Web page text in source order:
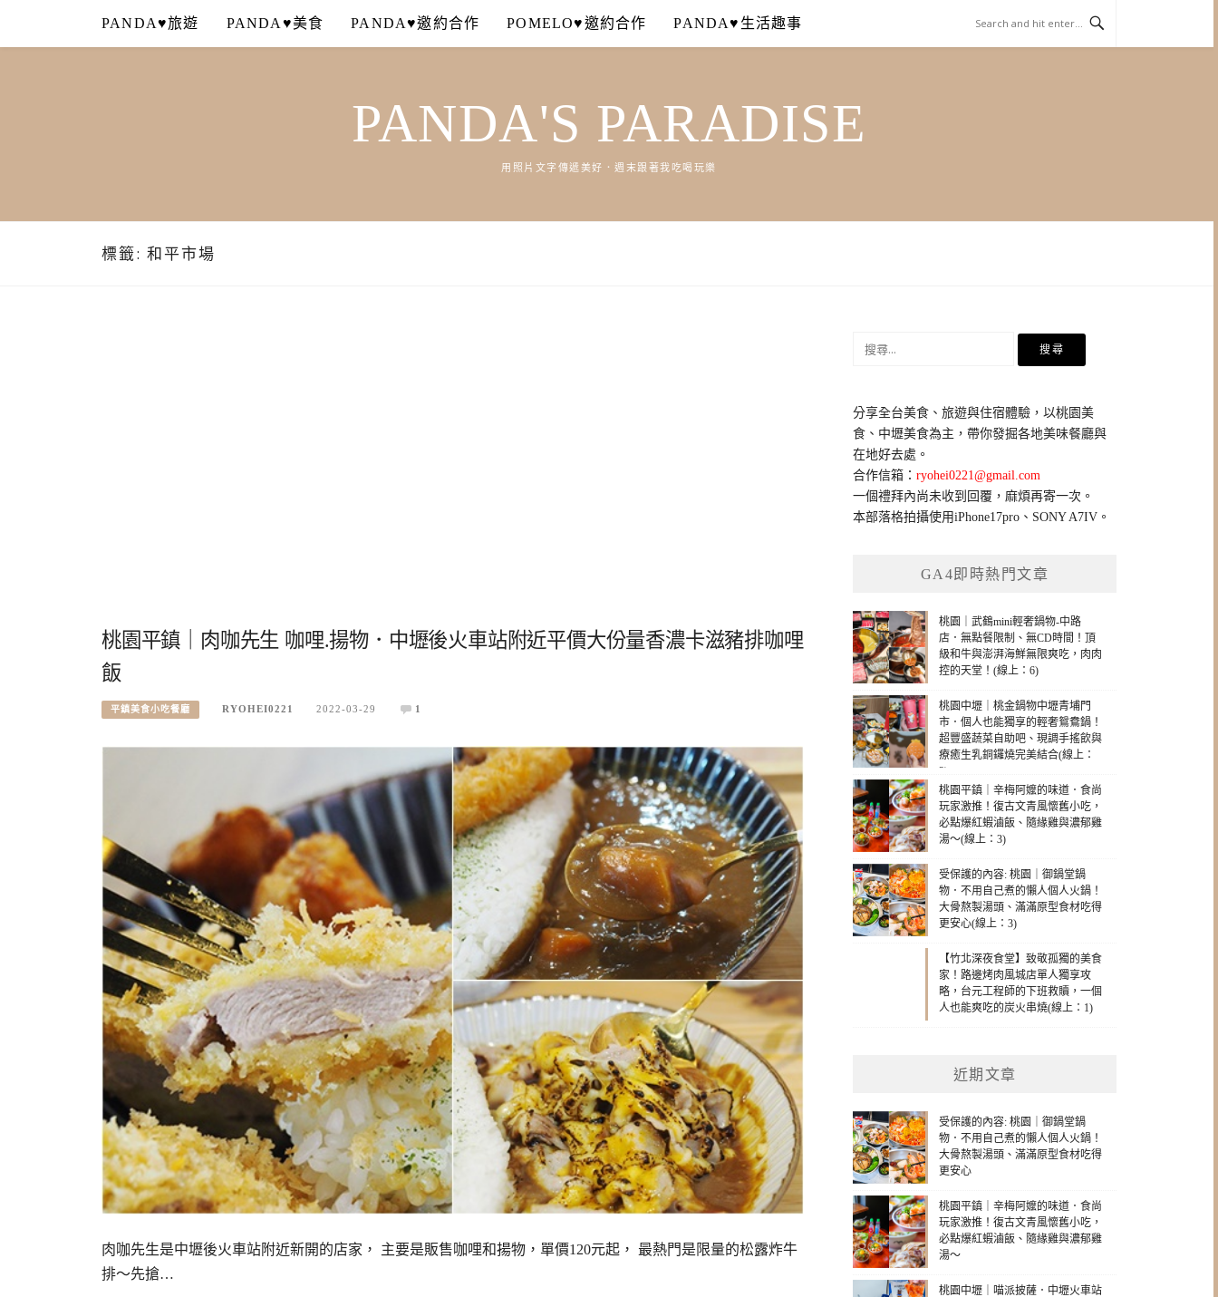
content
PANDA♥旅遊 PANDA♥美食 PANDA♥邀約合作 POMELO♥邀約合作 PANDA♥生活趣事
PANDA'S PARADISE
用照片文字傳遞美好．週末跟著我吃喝玩樂
標籤: 和平市場
桃園平鎮｜肉咖先生 咖哩.揚物．中壢後火車站附近平價大份量香濃卡滋豬排咖哩
飯
平鎮美食小吃餐廳 RYOHEI0221 2022-03-29 1
肉咖先生是中壢後火車站附近新開的店家， 主要是販售咖哩和揚物，單價120元起， 最熱門是限量的松露炸牛
排～先搶…
鍵
字:
分享全台美食、旅遊與住宿體驗，以桃園美
食、中壢美食為主，帶你發掘各地美味餐廳與
在地好去處。
合作信箱：ryohei0221@gmail.com
一個禮拜內尚未收到回覆，麻煩再寄一次。
本部落格拍攝使用iPhone17pro、SONY A7IV。
GA4即時熱門文章
桃園｜武鶴mini輕奢鍋物-中路
店．無點餐限制、無CD時間！頂
級和牛與澎湃海鮮無限爽吃，肉肉
控的天堂！(線上：6)
桃園中壢｜桃金鍋物中壢青埔門
市．個人也能獨享的輕奢鴛鴦鍋！
超豐盛蔬菜自助吧、現調手搖飲與
療癒生乳銅鑼燒完美結合(線上：
3)
桃園平鎮｜辛梅阿嬤的味道．食尚
玩家激推！復古文青風懷舊小吃，
必點爆紅蝦滷飯、隨緣雞與濃郁雞
湯～(線上：3)
受保護的內容: 桃園｜御鍋堂鍋
物．不用自己煮的懶人個人火鍋！
大骨熬製湯頭、滿滿原型食材吃得
更安心(線上：3)
【竹北深夜食堂】致敬孤獨的美食
家！路邊烤肉風城店單人獨享攻
略，台元工程師的下班救贖，一個
人也能爽吃的炭火串燒(線上：1)
近期文章
受保護的內容: 桃園｜御鍋堂鍋
物．不用自己煮的懶人個人火鍋！
大骨熬製湯頭、滿滿原型食材吃得
更安心
桃園平鎮｜辛梅阿嬤的味道．食尚
玩家激推！復古文青風懷舊小吃，
必點爆紅蝦滷飯、隨緣雞與濃郁雞
湯～
桃園中壢｜喵派披薩．中壢火車站